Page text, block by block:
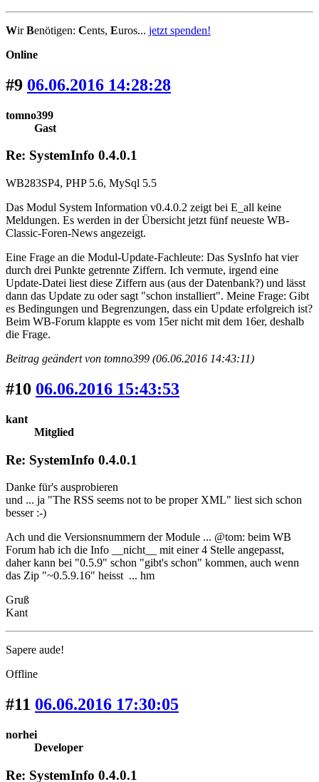
WirBenötigen: Cents, Euros... jetzt spenden!
Online
#9 06.06.2016 14:28:28
tomno399
Gast
Re: SystemInfo 0.4.0.1
WB283SP4, PHP 5.6, MySql 5.5
Das Modul System Information v0.4.0.2 zeigt bei E_all keine
Meldungen. Es werden in der Übersicht jetzt fünf neueste WB-
Classic-Foren-News angezeigt.
Eine Frage an die Modul-Update-Fachleute: Das SysInfo hat vier
durch drei Punkte getrennte Ziffern. Ich vermute, irgend eine
Update-Datei liest diese Ziffern aus (aus der Datenbank?) und lässt
dann das Update zu oder sagt "schon installiert". Meine Frage: Gibt
es Bedingungen und Begrenzungen, dass ein Update erfolgreich ist?
Beim WB-Forum klappte es vom 15er nicht mit dem 16er, deshalb
die Frage.
Beitrag geändert von tomno399 (06.06.2016 14:43:11)
#10 06.06.2016 15:43:53
kant
Mitglied
Re: SystemInfo 0.4.0.1
Danke für's ausprobieren
und ... ja "The RSS seems not to be proper XML" liest sich schon
besser :-)
Ach und die Versionsnummern der Module ... @tom: beim WB
Forum hab ich die Info __nicht__ mit einer 4 Stelle angepasst,
daher kann bei "0.5.9" schon "gibt's schon" kommen, auch wenn
das Zip "~0.5.9.16" heisst ... hm
Gruß
Kant
Sapere aude!
Offline
#11 06.06.2016 17:30:05
norhei
Developer
Re: SystemInfo 0.4.0.1